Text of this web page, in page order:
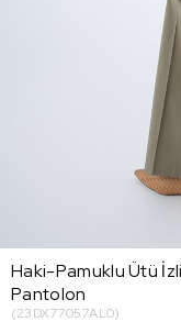
Haki-Pamuklu Ütü İzli
Pantolon
(23DX77057AL0)